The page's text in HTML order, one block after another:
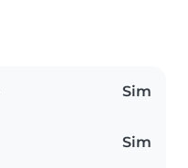
Sim
Sim